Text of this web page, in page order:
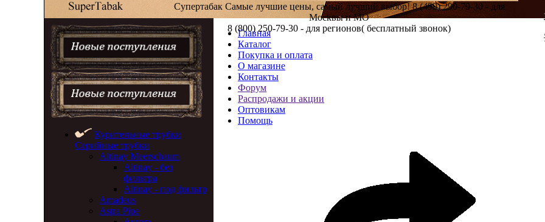
Супертабак Самые лучшие цены, самый лучший выбор! 8 (499) 290-79-30 - для
Москвы и МО
8 (800) 250-79-30 - для регионов( бесплатный звонок)
Курительные трубки
Серийные трубки
Altinay Meerschaum
Altinay - без
фильтра
Altinay - под фильтр
Amadeus
Astra Pipe
Главная
Каталог
Покупка и оплата
О магазине
Контакты
Форум
Распродажи и акции
Оптовикам
Помощь